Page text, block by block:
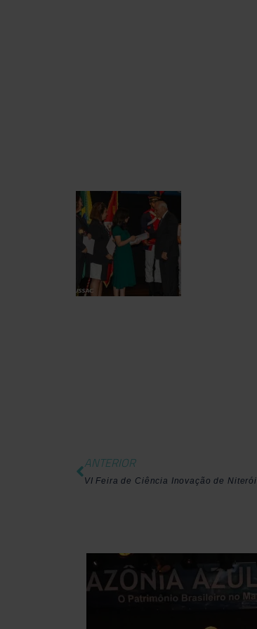
ANTERIOR
VI Feira de Ciência Inovação de Niterói